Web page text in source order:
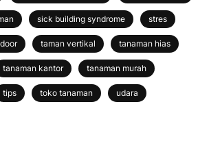
sick building syndrome stres
taman vertikal tanaman hias
tanaman kantor tanaman murah
tips toko tanaman udara